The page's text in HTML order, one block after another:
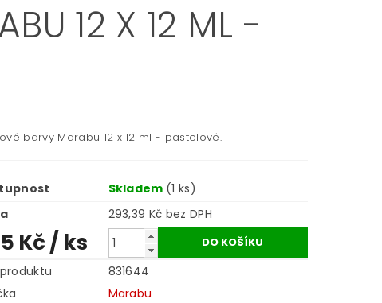
12 X 12 ML -
barvy Marabu 12 x 12 ml - pastelové.
Skladem (1 ks)
293,39 Kč bez DPH
Kč/ ks
831644
Marabu